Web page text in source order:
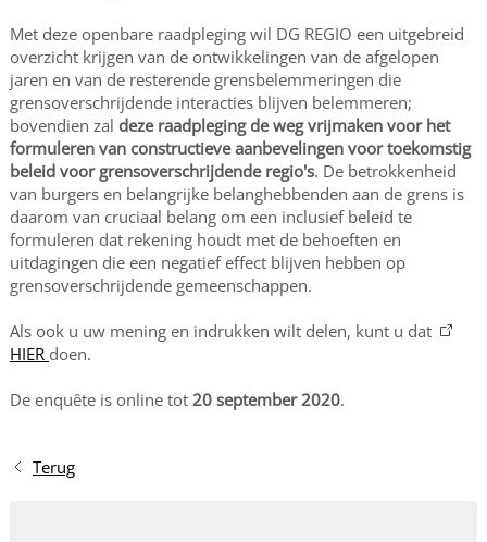
Met deze openbare raadpleging wil DG REGIO een uitgebreid
overzicht krijgen van de ontwikkelingen van de afgelopen
jaren en van de resterende grensbelemmeringen die
grensoverschrijdende interacties blijven belemmeren;
bovendien zal deze raadpleging de weg vrijmaken voor het
formuleren van constructieve aanbevelingen voor toekomstig
beleid voor grensoverschrijdende regio's. De betrokkenheid
van burgers en belangrijke belanghebbenden aan de grens is
daarom van cruciaal belang om een inclusief beleid te
formuleren dat rekening houdt met de behoeften en
uitdagingen die een negatief effect blijven hebben op
grensoverschrijdende gemeenschappen.
Als ook u uw mening en indrukken wilt delen, kunt u dat
HIER doen.
De enquête is online tot 20 september 2020.
Terug